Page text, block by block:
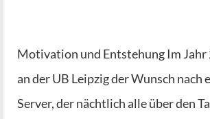
Moti­va­ti­on und Ent­ste­hung Im Jahr
an der UB Leip­zig der Wunsch nach
Ser­­ver, der nächt­lich alle über den